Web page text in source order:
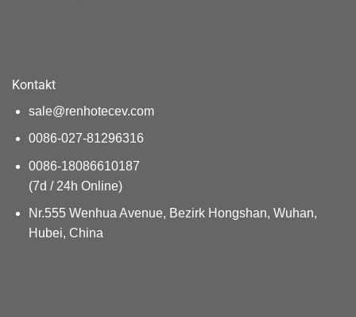
Kontakt
sale@renhotecev.com
0086-027-81296316
0086-18086610187
(7d / 24h Online)
Nr.555 Wenhua Avenue, Bezirk Hongshan, Wuhan,
Hubei, China